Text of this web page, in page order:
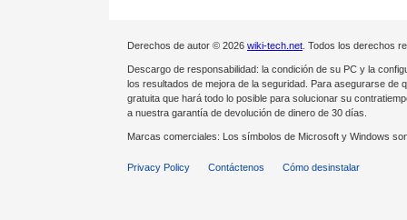
Derechos de autor © 2026 wiki-tech.net . Todos los derechos
Descargo de responsabilidad: la condición de su PC y la
los resultados de mejora de la seguridad. Para asegurarse de
gratuita que hará todo lo posible para solucionar su
a nuestra garantía de devolución de dinero de 30 días.
Marcas comerciales: Los símbolos de Microsoft y Windows
Privacy Policy Contáctenos Cómo desinstalar